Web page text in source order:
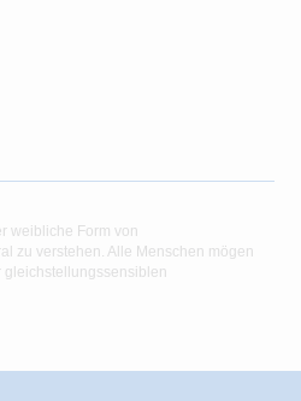
weibliche Form von
zu verstehen. Alle Menschen mögen
gleichstellungssensiblen